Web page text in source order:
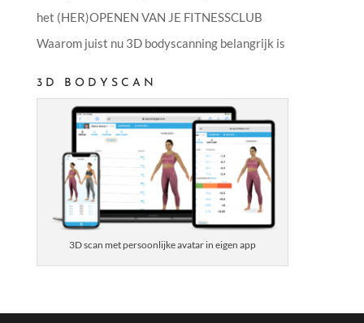
het (HER)OPENEN VAN JE FITNESSCLUB
Waarom juist nu 3D bodyscanning belangrijk is
3D BODYSCAN
3D scan met persoonlijke avatar in eigen app